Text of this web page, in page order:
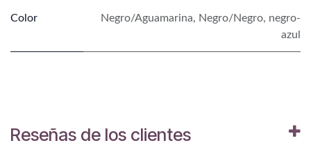
Color Negro/Aguamarina, Negro/Negro, negro-
azul
Reseñas de los clientes